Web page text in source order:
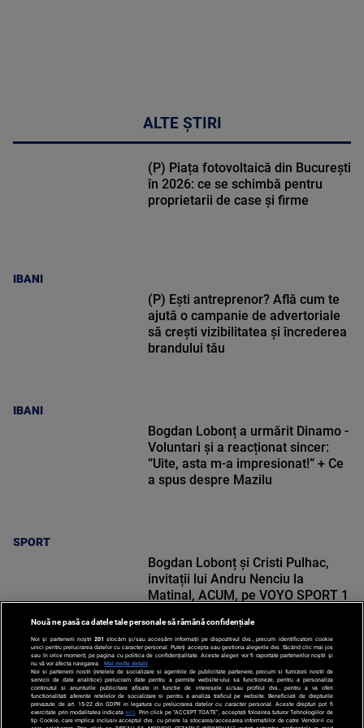
ALTE ȘTIRI
IBANI
(P) Piața fotovoltaică din București
în 2026: ce se schimbă pentru
proprietarii de case și firme
IBANI
(P) Ești antreprenor? Află cum te
ajută o campanie de advertoriale
să crești vizibilitatea și încrederea
brandului tău
SPORT
Bogdan Lobonț a urmărit Dinamo -
Voluntari și a reacționat sincer:
”Uite, asta m-a impresionat!” + Ce
a spus despre Mazilu
SPORT
Bogdan Lobonț și Cristi Pulhac,
invitații lui Andru Nenciu la
Matinal, ACUM, pe VOYO SPORT 1
Nouă ne pasă ca datele tale personale să rămână confidențiale
Noi și partenerii noștri 201 stocăm și/sau accesăm informații pe dispozitivul dvs., precum identificatorii cookie
unici pentru prelucrarea datelor cu caracter personal. Puteți accepta sau gestiona alegerile dvs. făcând clic mai jos
sau în orice moment, pe pagina cu politica de confidențialitate. Aceste alegeri vor fi raportate partenerilor noștri și
nu vă vor afecta navigarea.
Mai multe detalii
Noi si partenerii nostri (retelele de socializare si agentiile de publicitate partenere, precum si furnizorii nostri de
servicii de date analitice) prelucram date pentru a permite website-ului sa functioneze, pentru a personaliza
continutul si anunturile publicitare afisate in functie de interesele si/sau profilul dvs., pentru a va oferi
functionalitati aferente retelelor de socializare si pentru a analiza traficul pe website. Beneficiati de drepturile
prevazute de art. 15-22 din GDPR in legatura cu prelucrarea datelor cu caracter personal. Aceste drepturi pot fi
exercitate prin modalitatea indicataaici . Prin click pe “ACCEPT TOATE”, acceptati folosirea tuturor Tehnologiilor de
tip Cookie, care implica inclusiv acceptul dvs. cu privire la stocarea/accesarea informatiilor de catre Vendor-ii cu